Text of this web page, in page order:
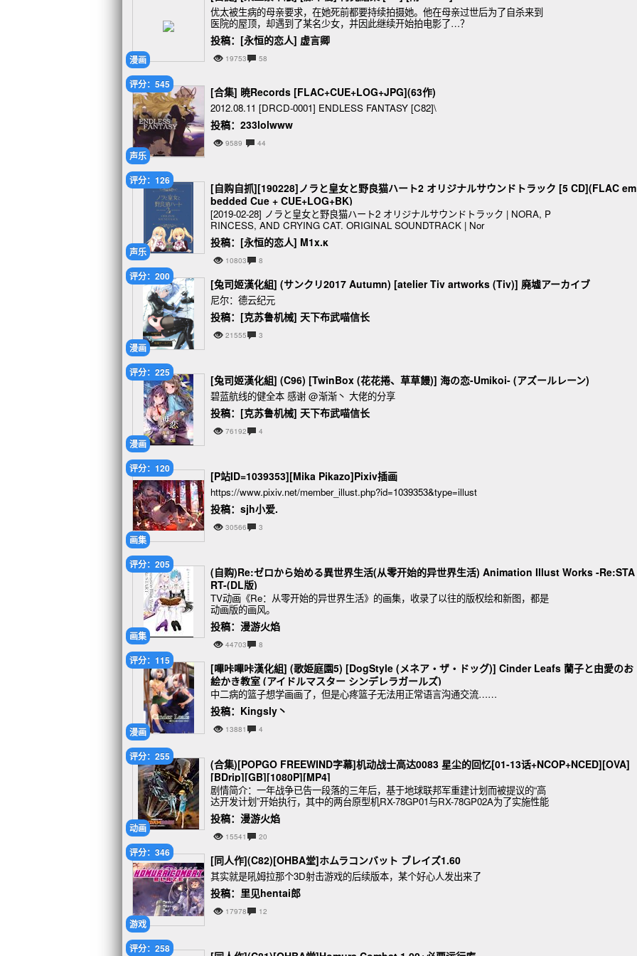
漫画
优太被生病的母亲要求，在她死前都要持续拍摄她。他在母亲过世后为了自杀来到
医院的屋顶，却遇到了某名少女，并因此继续开始拍电影了…？
投稿：[永恒的恋人] 虚言卿
19753 58
声乐
评分：545
[合集] 暁Records [FLAC+CUE+LOG+JPG](63作)
2012.08.11 [DRCD-0001] ENDLESS FANTASY [C82]\
投稿：233lolwww
9589 44
声乐
评分：126
[自购自抓][190228]ノラと皇女と野良猫ハート2 オリジナルサウンドトラック [5 CD](FLAC em
bedded Cue + CUE+LOG+BK)
[2019-02-28] ノラと皇女と野良猫ハート2 オリジナルサウンドトラック | NORA, P
RINCESS, AND CRYING CAT. ORIGINAL SOUNDTRACK | Nor
投稿：[永恒的恋人] M1x.κ
10803 8
漫画
评分：200
[兔司姬漢化組] (サンクリ2017 Autumn) [atelier Tiv artworks (Tiv)] 廃墟アーカイブ
尼尔：德云纪元
投稿：[克苏鲁机械] 天下布武喵信长
21555 3
漫画
评分：225
[兔司姬漢化組] (C96) [TwinBox (花花捲、草草饅)] 海の恋-Umikoi- (アズールレーン)
碧蓝航线的健全本 感谢 @渐渐丶 大佬的分享
投稿：[克苏鲁机械] 天下布武喵信长
76192 4
画集
评分：120
[P站ID=1039353][Mika Pikazo]Pixiv插画
https://www.pixiv.net/member_illust.php?id=1039353&type=illust
投稿：sjh小爱.
30566 3
画集
评分：205
(自购)Re:ゼロから始める異世界生活(从零开始的异世界生活) Animation Illust Works -Re:STA
RT-(DL版)
TV动画《Re：从零开始的异世界生活》的画集，收录了以往的版权绘和新图，都是
动画版的画风。
投稿：漫游火焰
44703 8
漫画
评分：115
[嗶咔嗶咔漢化組] (歌姫庭園5) [DogStyle (メネア・ザ・ドッグ)] Cinder Leafs 蘭子と由愛のお
絵かき教室 (アイドルマスター シンデレラガールズ)
中二病的篮子想学画画了，但是心疼篮子无法用正常语言沟通交流……
投稿：Kingsly丶
13881 4
动画
评分：255
(合集)[POPGO FREEWIND字幕]机动战士高达0083 星尘的回忆[01-13话+NCOP+NCED][OVA]
[BDrip][GB][1080P][MP4]
剧情简介：一年战争已告一段落的三年后，基于地球联邦军重建计划而被提议的“高
达开发计划”开始执行，其中的两台原型机RX-78GP01与RX-78GP02A为了实施性能
测试而搬运至
投稿：漫游火焰
15541 20
游戏
评分：346
[同人作](C82)[OHBA堂]ホムラコンバット ブレイズ1.60
其实就是吼姆拉那个3D射击游戏的后续版本，某个好心人发出来了
投稿：里见hentai郎
17978 12
评分：258